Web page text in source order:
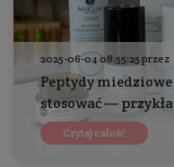
2025-06-04 08:55:25 przez
Peptydy
stosować —
Czytaj całość